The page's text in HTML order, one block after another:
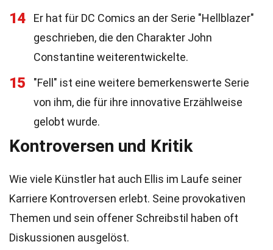
14
Er hat für DC Comics an der Serie "Hellblazer"
geschrieben, die den Charakter John
Constantine weiterentwickelte.
15
"Fell" ist eine weitere bemerkenswerte Serie
von ihm, die für ihre innovative Erzählweise
gelobt wurde.
Kontroversen und Kritik
Wie viele Künstler hat auch Ellis im Laufe seiner
Karriere Kontroversen erlebt. Seine provokativen
Themen und sein offener Schreibstil haben oft
Diskussionen ausgelöst.